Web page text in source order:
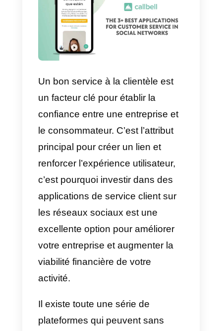
les réseaux sociaux
Un bon service à la clientèle est
un facteur clé pour établir la
confiance entre une entreprise et
le consommateur. C’est l’attribut
renforcer l’expérience utilisateur,
c’est pourquoi investir dans des
applications de service client sur
les réseaux sociaux est une
excellente option pour améliorer